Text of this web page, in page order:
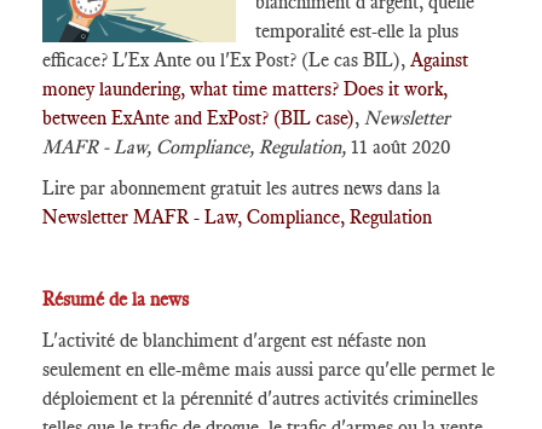
temporalité est-elle la plus
efficace? L'Ex Ante ou l'Ex Post? (Le cas BIL), Against
money laundering, what time matters? Does it work,
between ExAnte and ExPost? (BIL case), Newsletter
MAFR - Law, Compliance, Regulation, 11 août 2020
Lire par abonnement gratuit les autres news dans la
Newsletter MAFR - Law, Compliance, Regulation
Résumé de la news
L'activité de blanchiment d'argent est néfaste non
seulement en elle-même mais aussi parce qu'elle permet le
déploiement et la pérennité d'autres activités criminelles